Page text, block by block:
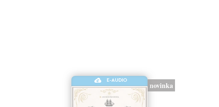
E-AUDIO
novinka